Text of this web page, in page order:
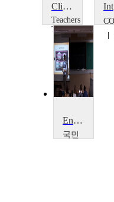
Climate Change Teaching Solutions
Teachers
TV
Teachers
TV
Entrepreneruship & Venture in Business
국민